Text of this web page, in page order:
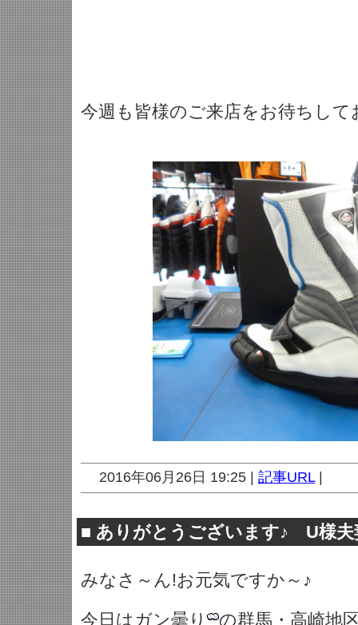
今週も皆様のご来店をお待ちして
2016年06月26日 19:25 | 記事URL|
■ ありがとうございます♪ U様夫
みなさ～ん!お元気ですか～♪
今日はガン曇り
の群馬・高崎地